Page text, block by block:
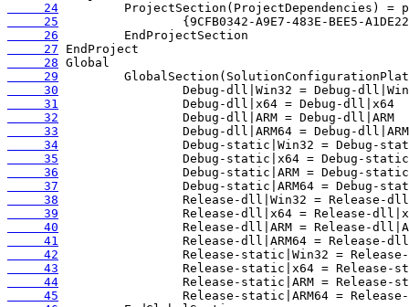
     24
     25
     26
     27
     28
     29
     30
     31
     32
     33
     34
     35
     36
     37
     38
     39
     40
     41
     42
     43
     44
     45